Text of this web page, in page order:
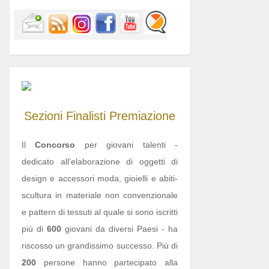
Sezioni Finalisti Premiazione
IlConcorso per giovani talenti -
dedicato all’elaborazione di oggetti di
design e accessori moda, gioielli e abiti-
scultura in materiale non convenzionale
e pattern di tessuti al quale si sono iscritti
più di 600 giovani da diversi Paesi - ha
riscosso un grandissimo successo. Più di
200 persone hanno partecipato alla